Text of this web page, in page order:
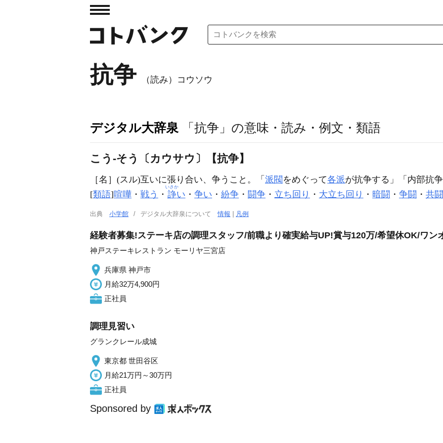
抗争 （読み）コウソウ
デジタル大辞泉 「抗争」の意味・読み・例文・類語
こう‐そう〔カウサウ〕【抗争】
［名］ (スル)互いに張り合い、争うこと。「 派閥 をめぐって各派が抗争する」「内部抗争
[類語]喧嘩 ・ 戦う ・ 諍
いさか
い ・ 争い ・ 紛争 ・ 闘争 ・ 立ち回り ・ 大立ち回り ・ 暗闘 ・ 争闘 ・ 共闘
出典 小学館 デジタル大辞泉について情報 凡例
経験者募集!ステーキ店の調理スタッフ/前職より確実給与UP!賞与120万/希望休OK/ワン
神戸ステーキレストラン モーリヤ三宮店
兵庫県 神戸市
月給32万4,900円
正社員
調理見習い
グランクレール成城
東京都 世田谷区
月給21万円～30万円
正社員
Sponsored by